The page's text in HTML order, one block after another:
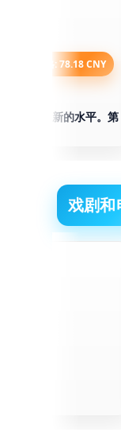
价格: 78.18 CNY
才能获得新的水平。第
戏剧和